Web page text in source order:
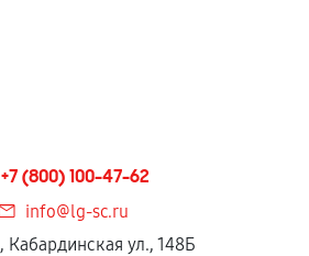
+7 (800) 100-47-62
info@lg-sc.ru
Кабардинская ул., 148Б